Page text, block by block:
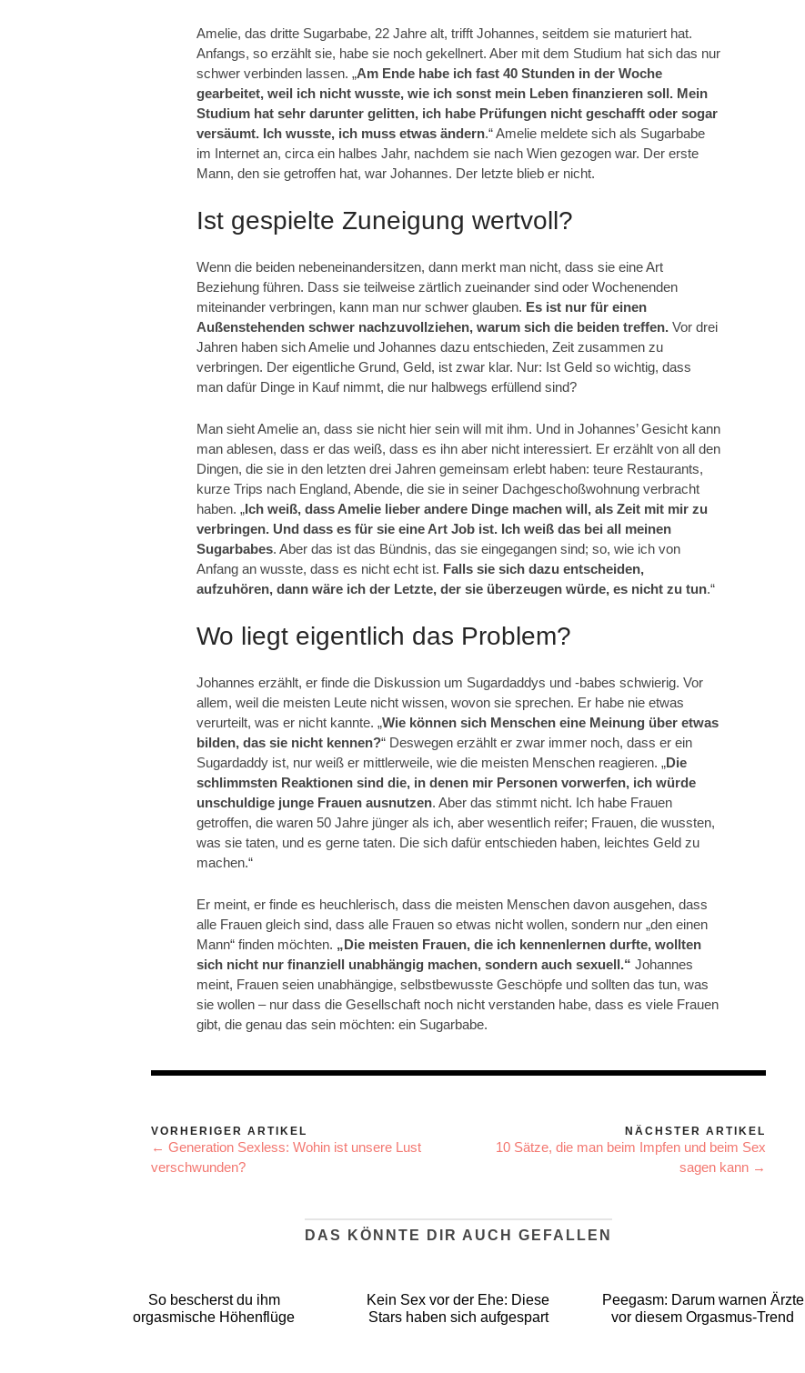
Amelie, das dritte Sugarbabe, 22 Jahre alt, trifft Johannes, seitdem sie ­maturiert hat.
Anfangs, so erzählt sie, habe sie noch gekellnert. Aber mit dem Studium hat sich das nur
schwer verbinden lassen. „Am Ende habe ich fast 40 Stunden in der ­Woche
gearbeitet, weil ich nicht wusste, wie ich sonst mein Leben finanzieren soll. Mein
Studium hat sehr darunter gelitten, ich habe Prüfungen nicht ­geschafft oder sogar
versäumt. Ich wusste, ich muss etwas ändern.“ Amelie meldete sich als Sugarbabe
im Internet an, circa ein halbes Jahr, nachdem sie nach Wien gezogen war. Der erste
Mann, den sie getroffen hat, war ­Johannes. Der letzte blieb er nicht.
Ist gespielte Zuneigung wertvoll?
Wenn die beiden nebeneinandersitzen, dann merkt man nicht, dass sie eine Art
Beziehung führen. Dass sie teilweise zärtlich zueinander sind oder Wochenenden
miteinander verbringen, kann man nur schwer glauben. Es ist nur für einen
Außenstehenden schwer nachzuvollziehen, warum sich die beiden treffen. Vor drei
Jahren haben sich Amelie und Johannes dazu entschieden, Zeit zusammen zu
verbringen. Der eigentliche Grund, Geld, ist zwar klar. Nur: Ist Geld so wichtig, dass
man dafür Dinge in Kauf nimmt, die nur halbwegs erfüllend sind?
Man sieht Amelie an, dass sie nicht hier sein will mit ihm. Und in Johannes’ Gesicht kann
man ablesen, dass er das weiß, dass es ihn aber nicht interessiert. Er erzählt von all den
Dingen, die sie in den letzten drei Jahren gemeinsam erlebt haben: teure Restaurants,
kurze Trips nach England, Abende, die sie in seiner Dachgeschoßwohnung verbracht
haben. „Ich weiß, dass Amelie lieber andere Dinge machen will, als Zeit mit mir zu
verbringen. Und dass es für sie eine Art Job ist. Ich weiß das bei all meinen
Sugarbabes. Aber das ist das Bündnis, das sie eingegangen sind; so, wie ich von
Anfang an wusste, dass es nicht echt ist. Falls sie sich dazu entscheiden,
aufzuhören, dann wäre ich der Letzte, der sie überzeugen würde, es nicht zu tun.“
Wo liegt eigentlich das Problem?
Johannes erzählt, er finde die Diskussion um Sugardaddys und -babes schwierig. Vor
allem, weil die meisten Leute nicht wissen, wovon sie sprechen. Er habe nie etwas
verurteilt, was er nicht kannte. „Wie können sich Menschen eine Meinung über etwas
bilden, das sie nicht kennen?“ Deswegen erzählt er zwar immer noch, dass er ein
Sugardaddy ist, nur weiß er mittlerweile, wie die meisten Menschen reagieren. „Die
schlimmsten Reaktionen sind die, in denen mir Personen vorwerfen, ich würde
unschuldige junge Frauen ausnutzen. Aber das stimmt nicht. Ich habe Frauen
getroffen, die waren 50 Jahre jünger als ich, aber wesentlich reifer; Frauen, die wussten,
was sie taten, und es gerne taten. Die sich dafür entschieden haben, leichtes Geld zu
machen.“
Er meint, er finde es heuchlerisch, dass die meisten Menschen davon ausgehen, dass
alle Frauen gleich sind, dass alle Frauen so etwas nicht wollen, sondern nur „den einen
Mann“ finden möchten. „Die meisten Frauen, die ich kennenlernen durfte, wollten
sich nicht nur finanziell unabhängig machen, sondern auch sexuell.“ Johannes
meint, Frauen seien unabhängige, selbstbewusste Geschöpfe und sollten das tun, was
sie wollen – nur dass die Gesellschaft noch nicht verstanden habe, dass es viele Frauen
gibt, die genau das sein möchten: ein Sugarbabe.
VORHERIGER ARTIKEL
← Generation Sexless: Wohin ist unsere Lust
verschwunden?
NÄCHSTER ARTIKEL
10 Sätze, die man beim Impfen und beim Sex
sagen kann →
DAS KÖNNTE DIR AUCH GEFALLEN
So bescherst du ihm
orgasmische Höhenflüge
Kein Sex vor der Ehe: Diese
Stars haben sich aufgespart
Peegasm: Darum warnen Ärzte
vor diesem Orgasmus-Trend